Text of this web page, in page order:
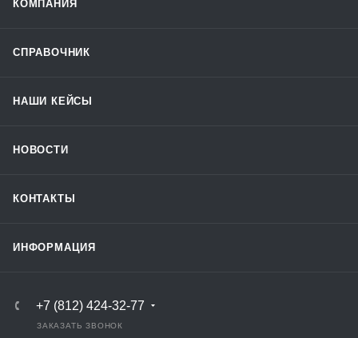
КОМПАНИЯ
СПРАВОЧНИК
НАШИ КЕЙСЫ
НОВОСТИ
КОНТАКТЫ
ИНФОРМАЦИЯ
+7 (812) 424-32-77
ЗАКАЗАТЬ ЗВОНОК